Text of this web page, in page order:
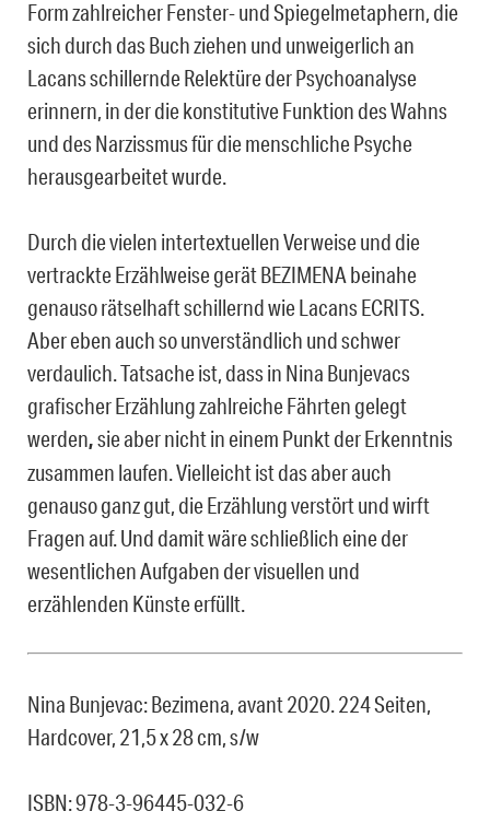
Form zahlreicher Fenster- und Spiegelmetaphern, die
sich durch das Buch ziehen und unweigerlich an
Lacans schillernde Relektüre der Psychoanalyse
erinnern, in der die konstitutive Funktion des Wahns
und des Narzissmus für die menschliche Psyche
herausgearbeitet wurde.
Durch die vielen intertextuellen Verweise und die
vertrackte Erzählweise gerät BEZIMENA beinahe
genauso rätselhaft schillernd wie Lacans ECRITS.
Aber eben auch so unverständlich und schwer
verdaulich. Tatsache ist, dass in Nina Bunjevacs
grafischer Erzählung zahlreiche Fährten gelegt
werden,sie aber nicht in einem Punkt der Erkenntnis
zusammen laufen. Vielleicht ist das aber auch
genauso ganz gut, die Erzählung verstört und wirft
Fragen auf. Und damit wäre schließlich eine der
wesentlichen Aufgaben der visuellen und
erzählenden Künste erfüllt.
Nina Bunjevac: Bezimena, avant 2020. 224 Seiten,
Hardcover, 21,5 x 28 cm, s/w
ISBN: 978-3-96445-032-6